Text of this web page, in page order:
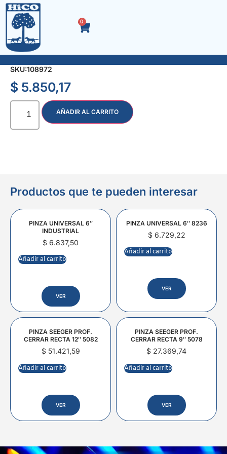
0
SIERRA CIRCULAR P.WIDIA 7.1/4″ 24 Dtes.
SKU:108972
$ 5.850,17
AÑADIR AL CARRITO
Productos que te pueden interesar
PINZA UNIVERSAL 6″
INDUSTRIAL
$ 6.837,50
Añadir al carrito
VER
PINZA UNIVERSAL 6″ 8236
$6.729,22
Añadir al carrito
VER
PINZA SEEGER PROF.
CERRAR RECTA 12″ 5082
$51.421,59
Añadir al carrito
VER
PINZA SEEGER PROF.
CERRAR RECTA 9″ 5078
$ 27.369,74
Añadir al carrito
VER